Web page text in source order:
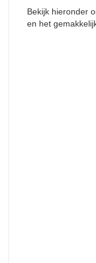
Bekijk hieronder
en het